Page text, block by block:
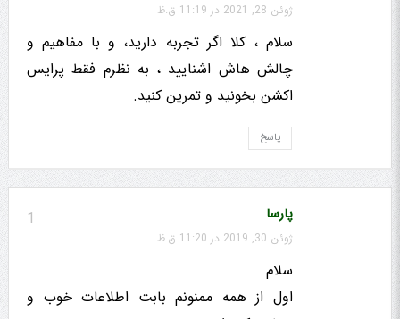
ژوئن 28, 2021 در 11:19 ق.ظ
سلام ، کلا اگر تجربه دارید، و با مفاهیم و
چالش هاش اشنایید ، به نظرم فقط پرایس
اکشن بخونید و تمرین کنید.
پاسخ
1 پارسا
ژوئن 30, 2019 در 11:20 ق.ظ
سلام
اول از همه ممنونم بابت اطلاعات خوب و